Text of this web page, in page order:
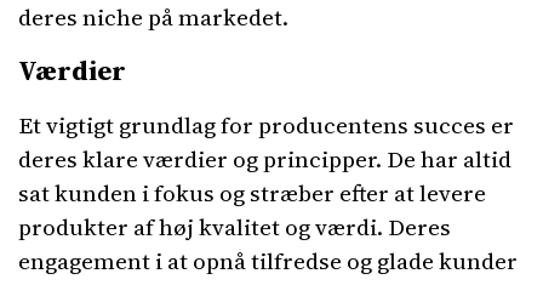
deres niche på markedet.
Værdier
Et vigtigt grundlag for producentens succes er
deres klare værdier og principper. De har altid
sat kunden i fokus og stræber efter at levere
produkter af høj kvalitet og værdi. Deres
engagement i at opnå tilfredse og glade kunder